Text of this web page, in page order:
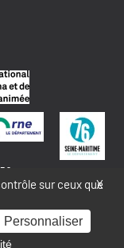
PLAN DU SITE
X
sur ceux que
Personnaliser